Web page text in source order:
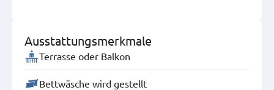
Ausstattungsmerkmale
Terrasse oder Balkon
Bettwäsche wird gestellt